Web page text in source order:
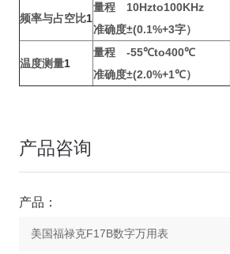
频率与占空比1
量程
10Hzto100KHz
准确度±(0.1%+3字）
温度测量1
量程
-55℃to400℃
准确度±(2.0%+1℃）
产品咨询
产品：